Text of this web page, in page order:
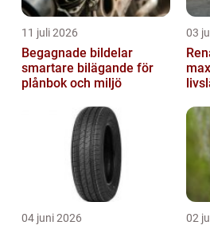
11 juli 2026
Begagnade bildelar
smartare bilägande för
plånbok och miljö
03
04 juni 2026 02